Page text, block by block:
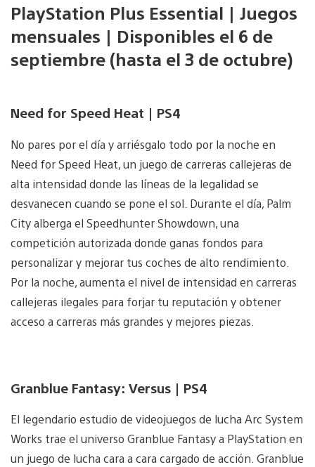
PlayStation Plus Essential | Juegos
mensuales | Disponibles el 6 de
septiembre (hasta el 3 de octubre)
Need for Speed Heat | PS4
No pares por el día y arriésgalo todo por la noche en
Need for Speed Heat, un juego de carreras callejeras de
alta intensidad donde las líneas de la legalidad se
desvanecen cuando se pone el sol. Durante el día, Palm
City alberga el Speedhunter Showdown, una
competición autorizada donde ganas fondos para
personalizar y mejorar tus coches de alto rendimiento.
Por la noche, aumenta el nivel de intensidad en carreras
callejeras ilegales para forjar tu reputación y obtener
acceso a carreras más grandes y mejores piezas.
Granblue Fantasy: Versus | PS4
El legendario estudio de videojuegos de lucha Arc System
Works trae el universo Granblue Fantasy a PlayStation en
un juego de lucha cara a cara cargado de acción. Granblue